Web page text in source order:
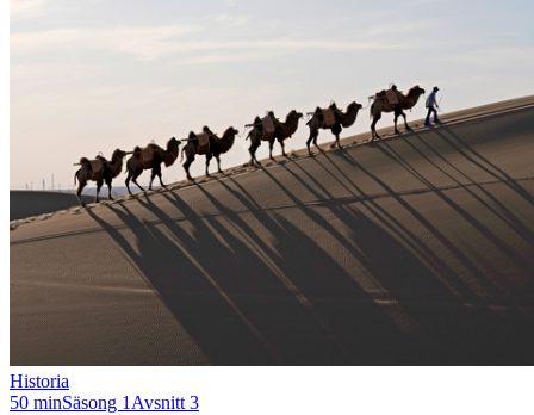
Historia
50 minSäsong 1Avsnitt 3